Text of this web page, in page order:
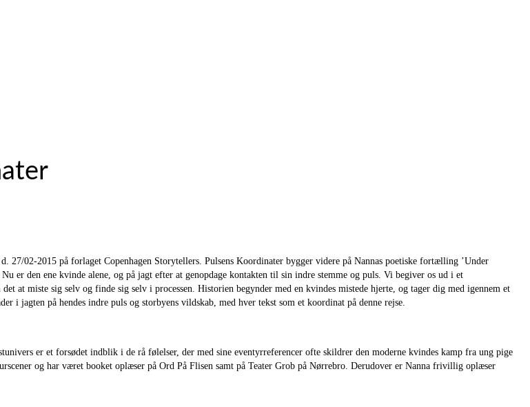
27/02-2015 på forlaget Copenhagen Storytellers. Pulsens Koordinater bygger videre på Nannas poetiske fortælling ’Under
er den ene kvinde alene, og på jagt efter at genopdage kontakten til sin indre stemme og puls. Vi begiver os ud i et
at miste sig selv og finde sig selv i processen. Historien begynder med en kvindes mistede hjerte, og tager dig med igennem et
i jagten på hendes indre puls og storbyens vildskab, med hver tekst som et koordinat på denne rejse.
er et forsødet indblik i de rå følelser, der med sine eventyrreferencer ofte skildrer den moderne kvindes kamp fra ung pige
og har været booket oplæser på Ord På Flisen samt på Teater Grob på Nørrebro. Derudover er Nanna frivillig oplæser